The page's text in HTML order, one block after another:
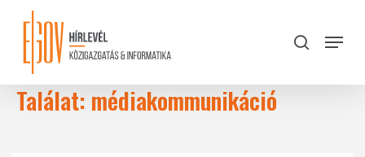
content
search
Menu
Találat: médiakommunikáció
Close